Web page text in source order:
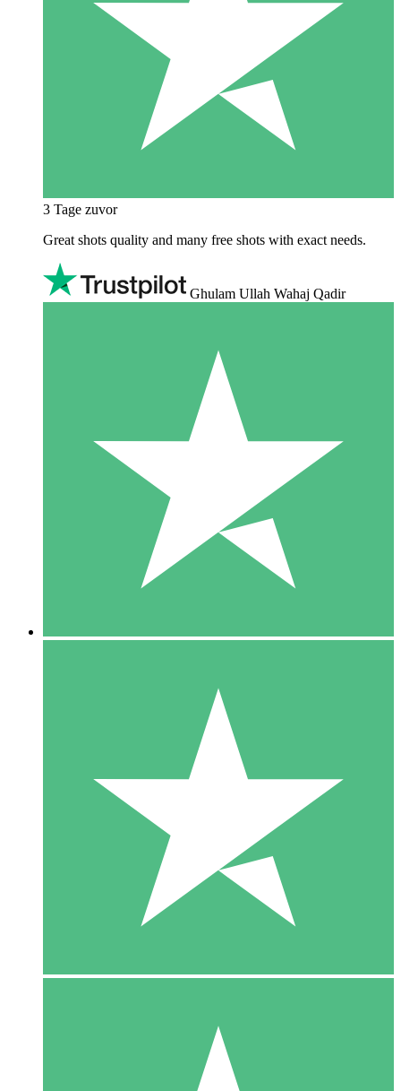
3 Tage zuvor
Great shots quality and many free shots with exact needs.
Ghulam Ullah Wahaj Qadir